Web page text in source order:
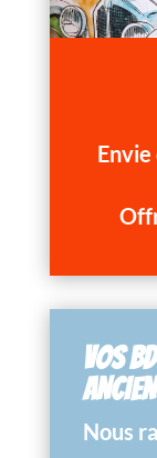
Envie
VOS
Nous